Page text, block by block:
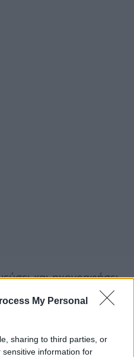
My Personal
sharing to third parties, or
information for
και ηχογραφήσει
οι Βλαντμίρ
Μπάλας Σοκολάι,